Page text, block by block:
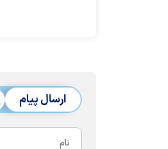
ارسال پیام